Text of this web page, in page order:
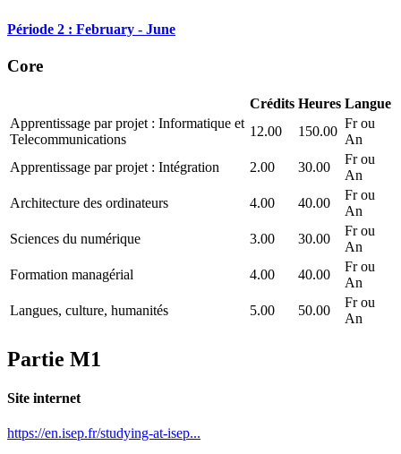
Période 2 : February - June
Core
Crédits Heures Langue
Apprentissage par projet : Informatique et
Telecommunications
12.00 150.00
Fr ou
An
Apprentissage par projet : Intégration
2.00 30.00
Fr ou
An
Architecture des ordinateurs
4.00 40.00
Fr ou
An
Sciences du numérique
3.00 30.00
Fr ou
An
Formation managérial
4.00 40.00
Fr ou
An
Langues, culture, humanités
5.00 50.00
Fr ou
An
Partie M1
Site internet
https://en.isep.fr/studying-at-isep...